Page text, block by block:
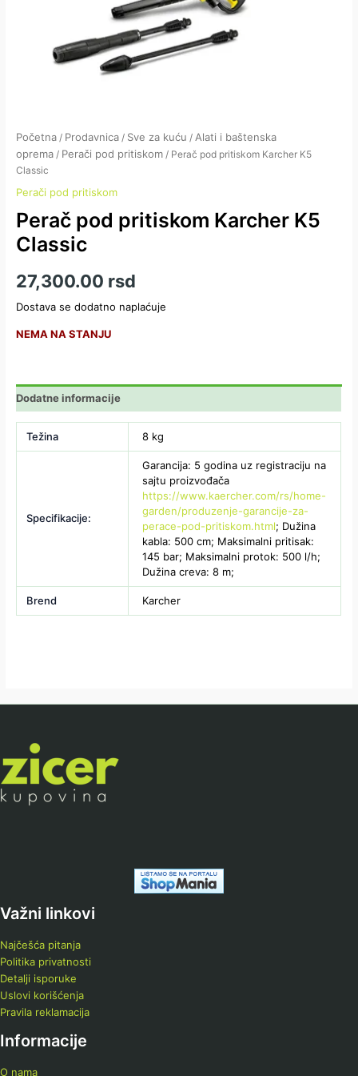
Početna / Prodavnica / Sve za kuću /Alati i baštenska
oprema / Perači pod pritiskom / Perač pod pritiskom Karcher K5
Classic
Perači pod pritiskom
Perač pod pritiskom Karcher K5
Classic
27,300.00 rsd
Dostava se dodatno naplaćuje
NEMA NA STANJU
Dodatne informacije
Težina 8 kg
Specifikacije:
Garancija: 5 godina uz registraciju na
sajtu proizvođača
https://www.kaercher.com/rs/home-
garden/produzenje-garancije-za-
perace-pod-pritiskom.html; Dužina
kabla: 500 cm; Maksimalni pritisak:
145 bar; Maksimalni protok: 500 l/h;
Dužina creva: 8 m;
Brend Karcher
Važni linkovi
Najčešća pitanja
Politika privatnosti
Detalji isporuke
Uslovi korišćenja
Pravila reklamacija
Informacije
O nama